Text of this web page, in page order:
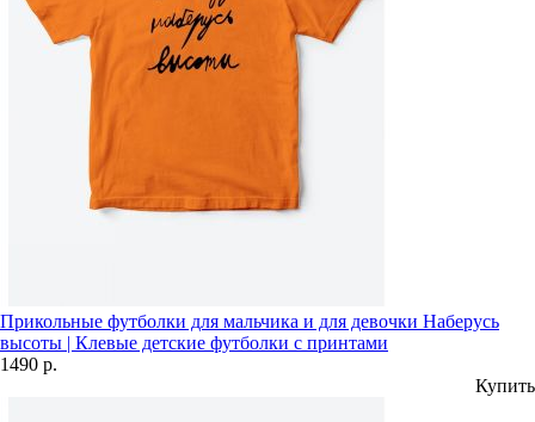
Прикольные футболки для мальчика и для девочки Наберусь
высоты | Клевые детские футболки с принтами
1490 р.
Купить